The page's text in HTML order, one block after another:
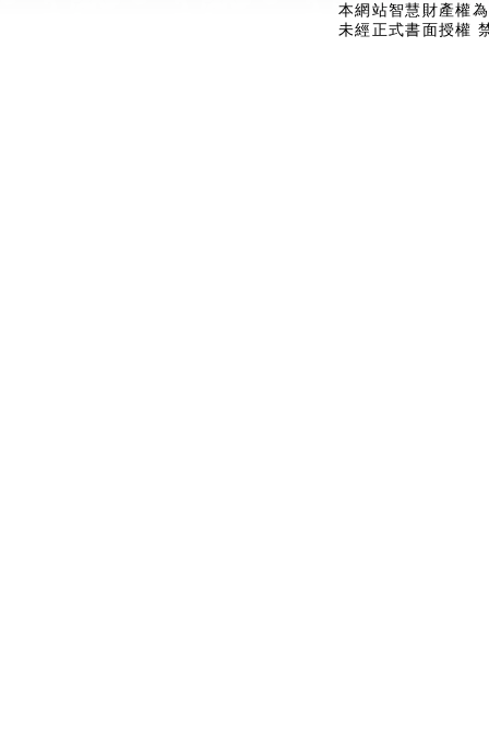
本網站智慧財產權
未經正式書面授權